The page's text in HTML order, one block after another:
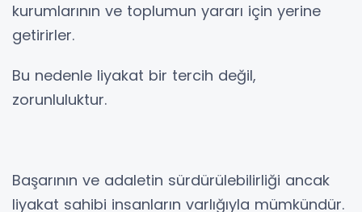
kurumlarının ve toplumun yararı için yerine
getirirler.
Bu nedenle liyakat bir tercih değil,
zorunluluktur.
Başarının ve adaletin sürdürülebilirliği ancak
liyakat sahibi insanların varlığıyla mümkündür.